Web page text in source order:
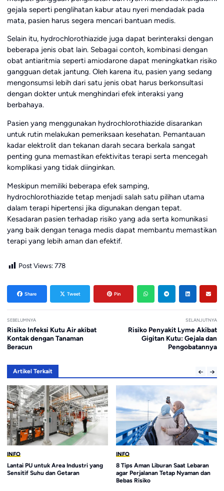
gejala seperti penglihatan kabur atau nyeri mendadak pada
mata, pasien harus segera mencari bantuan medis.
Selain itu, hydrochlorothiazide juga dapat berinteraksi dengan
beberapa jenis obat lain. Sebagai contoh, kombinasi dengan
obat antiaritmia seperti amiodarone dapat meningkatkan risiko
gangguan detak jantung. Oleh karena itu, pasien yang sedang
mengonsumsi lebih dari satu jenis obat harus berkonsultasi
dengan dokter untuk menghindari efek interaksi yang
berbahaya.
Pasien yang menggunakan hydrochlorothiazide disarankan
untuk rutin melakukan pemeriksaan kesehatan. Pemantauan
kadar elektrolit dan tekanan darah secara berkala sangat
penting guna memastikan efektivitas terapi serta mencegah
komplikasi yang tidak diinginkan.
Meskipun memiliki beberapa efek samping,
hydrochlorothiazide tetap menjadi salah satu pilihan utama
dalam terapi hipertensi jika digunakan dengan tepat.
Kesadaran pasien terhadap risiko yang ada serta komunikasi
yang baik dengan tenaga medis dapat membantu memastikan
terapi yang lebih aman dan efektif.
Post Views: 778
Share Tweet Pin
SEBELUMNYA
Risiko Infeksi Kutu Air akibat
Kontak dengan Tanaman
Beracun
SELANJUTNYA
Risiko Penyakit Lyme Akibat
Gigitan Kutu: Gejala dan
Pengobatannya
Artikel Terkait
INFO
Lantai PU untuk Area Industri yang
Sensitif Suhu dan Getaran
INFO
8 Tips Aman Liburan Saat Lebaran
agar Perjalanan Tetap Nyaman dan
Bebas Risiko